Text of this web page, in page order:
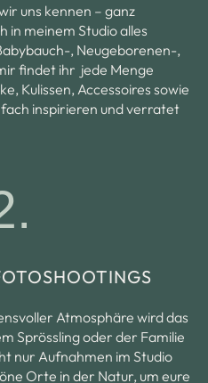
uns kennen – ganz
in meinem Studio alles
, Neugeborenen-,
findet ihr jede Menge
Kulissen, Accessoires sowie
inspirieren und verratet
Atmosphäre wird das
Sprössling oder der Familie
nur Aufnahmen im Studio
Orte in der Natur, um eure